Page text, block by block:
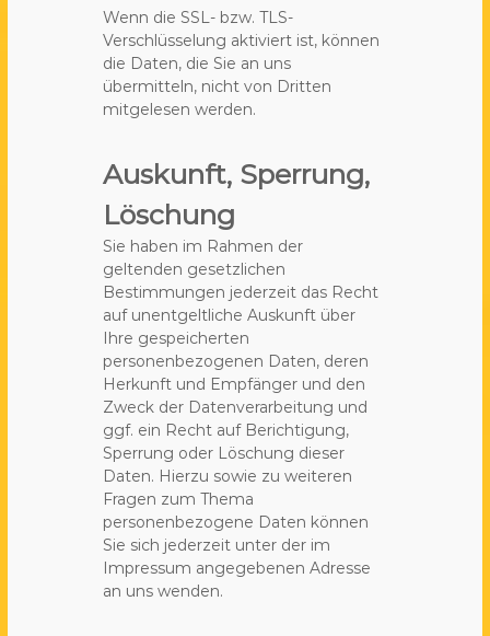
Wenn die SSL- bzw. TLS-
Verschlüsselung aktiviert ist, können
die Daten, die Sie an uns
übermitteln, nicht von Dritten
mitgelesen werden.
Auskunft, Sperrung,
Löschung
Sie haben im Rahmen der
geltenden gesetzlichen
Bestimmungen jederzeit das Recht
auf unentgeltliche Auskunft über
Ihre gespeicherten
personenbezogenen Daten, deren
Herkunft und Empfänger und den
Zweck der Datenverarbeitung und
ggf. ein Recht auf Berichtigung,
Sperrung oder Löschung dieser
Daten. Hierzu sowie zu weiteren
Fragen zum Thema
personenbezogene Daten können
Sie sich jederzeit unter der im
Impressum angegebenen Adresse
an uns wenden.